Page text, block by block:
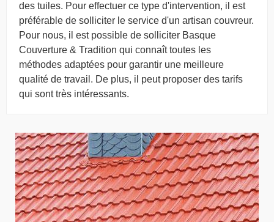
des tuiles. Pour effectuer ce type d'intervention, il est
préférable de solliciter le service d'un artisan couvreur.
Pour nous, il est possible de solliciter Basque
Couverture & Tradition qui connaît toutes les
méthodes adaptées pour garantir une meilleure
qualité de travail. De plus, il peut proposer des tarifs
qui sont très intéressants.